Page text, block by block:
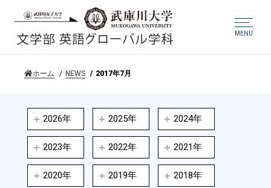
MENU
ホーム NEWS 2017年7月
2026年 2025年 2024年
2023年 2022年 2021年
2020年 2019年 2018年